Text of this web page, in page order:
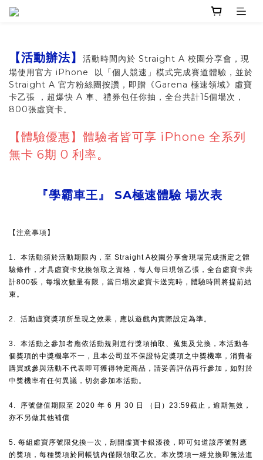
【活動辦法】
活動時間內於 Straight A 校園分享會，現
場使用官方 iPhone 以「個人競速」模式完成賽道體驗，並於
Straight A 官方粉絲團按讚，即贈《Garena 極速領域》虛寶
卡乙張 ，超爆快 A 車、禮券包任你抽，全台共計15個場次，
800張虛寶卡。
【體驗優惠】體驗者皆可享 iPhone 全系列
無卡 6期 0 利率。
『學霸車王』 SA極速體驗 場次表
【注意事項】
1. 本活動須於活動期限內，至 Straight A校園分享會現場完成指定之體
驗條件，才具虛寶卡兌換領取之資格，每人每日現領乙張，全台虛寶卡共
計800張，每場次數量有限，當日場次虛寶卡送完時，體驗時間將提前結
束。
2. 活動虛寶獎項所呈現之效果，應以遊戲內實際設定為準。
3. 本活動之參加者應依活動規則進行獎項抽取、蒐集及兌換，本活動各
個獎項的中獎機率不一，且本公司並不保證特定獎項之中獎機率，消費者
購買或參與活動不代表即可獲得特定商品，請妥善評估再行參加，如對於
中獎機率有任何異議，切勿參加本活動。
4. 序號儲值期限至 2020 年 6 月 30 日 （日）23:59截止，逾期無效，
亦不另做其他補償
5. 每組虛寶序號限兌換一次，刮開虛寶卡銀漆後，即可知道該序號對應
的獎項，每種獎項於同帳號內僅限領取乙次。本次獎項一經兌換即無法進